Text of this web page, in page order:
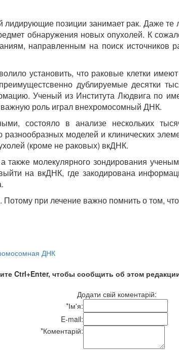
позиции занимает рак. Даже
обнаружения новых опухолей. К
направленным на поиск источников
установить, что раковые клетки
дублируемые десятки
Ученый из Института Людвига по
важную роль играл внехромосомный ДНК.
состояло в анализе нескольких
моделей и клинических
(кроме не раковых) вкДНК.
молекулярного зондирования
на вкДНК, где закодирована
при лечение важно помнить о том,
ДНК
Ctrl+Enter, чтобы сообщить об этом
Додати свій коментарій:
*Ім'я:
E-mail:
*Коментарій: